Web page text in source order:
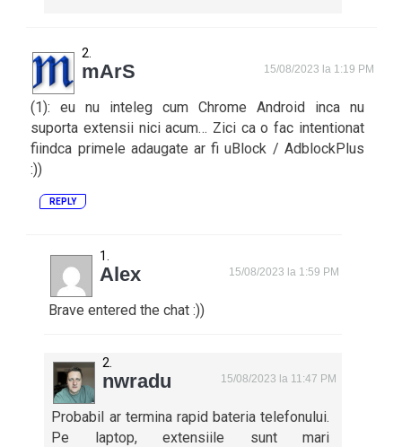
mArS 15/08/2023 la 1:19 PM
(1): eu nu inteleg cum Chrome Android inca nu
suporta extensii nici acum… Zici ca o fac intentionat
fiindca primele adaugate ar fi uBlock / AdblockPlus
:))
REPLY
Alex 15/08/2023 la 1:59 PM
Brave entered the chat :))
nwradu 15/08/2023 la 11:47 PM
Probabil ar termina rapid bateria telefonului.
Pe laptop, extensiile sunt mari